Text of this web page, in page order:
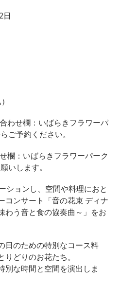
日
わせ欄：いばらきフラワーパ
ご予約ください。
：いばらきフラワーパーク
いします。
ションし、空間や料理におと
コンサート「音の花束 ディナ
わう音と食の協奏曲～」をお
日のための特別なコース料
どりのお花たち。
別な時間と空間を演出しま